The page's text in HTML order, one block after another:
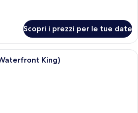
Scopri i prezzi per le tue date
Biancheria da letto di alta qualità,
King)